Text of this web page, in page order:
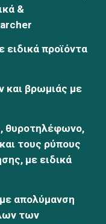
&
ειδικά προϊόντα
βρωμιάς με
θυροτηλέφωνο,
τους ρύπους
με ειδικά
απολύμανση
των